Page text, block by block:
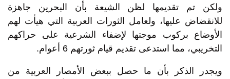
ولكن تم تقديمها لظن الشيعة بأن البحرين جاهزة
للانقضاض عليها، ولعامل الثورات العربية التي هيأت لهم
الأوضاع بركوب موجتها لإضفاء الشرعية على حراكهم
التخريبي، مما استدعى تقديم قيام ثورتهم 6 أعوام.
ويجدر الذكر بأن ما حصل ببعض الأمصار العربية من